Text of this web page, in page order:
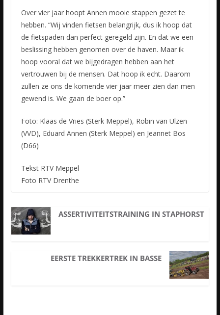
Over vier jaar hoopt Annen mooie stappen gezet te
hebben. “Wij vinden fietsen belangrijk, dus ik hoop dat
de fietspaden dan perfect geregeld zijn. En dat we een
beslissing hebben genomen over de haven. Maar ik
hoop vooral dat we bijgedragen hebben aan het
vertrouwen bij de mensen. Dat hoop ik echt. Daarom
zullen ze ons de komende vier jaar meer zien dan men
gewend is. We gaan de boer op.”
Foto: Klaas de Vries (Sterk Meppel), Robin van Ulzen
(VVD), Eduard Annen (Sterk Meppel) en Jeannet Bos
(D66)
Tekst RTV Meppel
Foto RTV Drenthe
ASSERTIVITEITSTRAINING IN STAPHORST
EERSTE TREKKERTREK IN BASSE